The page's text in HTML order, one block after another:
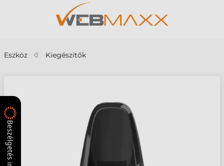
Eszköz Kiegészítők